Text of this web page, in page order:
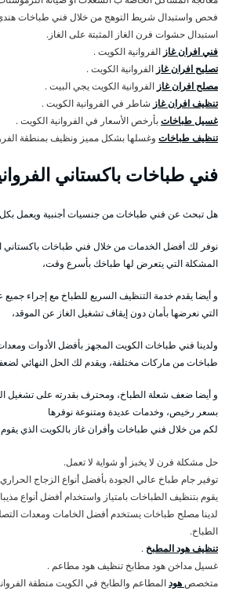
فحص واستبدال شريط التوهج من خلال فني طباخات
استبدال حشوات فرن الغاز المثبتة على الغاز.
فني افران غاز الفروانية الكويت .
تصليح افران غاز الفروانية الكويت .
مصلح افران غاز الفروانية الكويت يجي البيت .
تنظيف افران غاز شاطر في الفروانية الكويت .
غسيل طباخاتبأرخص الأسعار في الفروانية الكويت .
تنظيف طباخات وغسلها بشكل مميز ونظيف بمنطقة
فني طباخات باكستاني
هل تبحث عن فني طباخات من جنسيات أجنبية ويعمل
نوفر لك أفضل الخدمات من خلال فني طباخات باكستاني
المشكلة التي يتعرض لها طباخك بأسرع وقت،
و أيضا يقدم خدمة التنظيف السريع للطباخ مع إجراء جميع
التي نعرضها بأمان دون إيقاف تشغيل الغاز عن الموقد،
ولدينا فني طباخات الكويت المجهز بأفضل الأدوات
طباخات من ماركات مختلفة، ويقدم لك الحل النهائي
و أيضا ضعف شعلة الطباخ، ومحترف بقدرته على تشغيل
بسعر رخيص، وخدمات عديدة ومتنوعة نوفرها
لكم من خلال فني طباخات وأفران غاز بالكويت الذي
حل مشكلة فرن لا يخبز أو شواية لا تعمل.
توفير جام طباخ عالي الجودة بأفضل أنواع الزجاج
يقوم بتنظيف الطباخات بامتياز واستخدام أفضل أنواع
لدينا مصلح طباخات يستخدم أفضل الخامات ومعدات
الطباخ.
تنظيف هود المطبخ .
غسيل مداخن هود مطابخ تنظيف هود مطاعم .
متخصصهودالمطاعم والطابخ في الكويت منطقة